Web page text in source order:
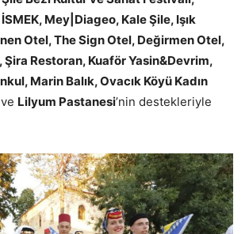
Mey|Diageo, Kale Şile, Işık
Otel, The Sign Otel, Değirmen Otel,
Şira Restoran, Kuaför Yasin&Devrim,
Marin Balık, Ovacık Köyü Kadın
ve Lilyum Pastanesi’nin destekleriyle